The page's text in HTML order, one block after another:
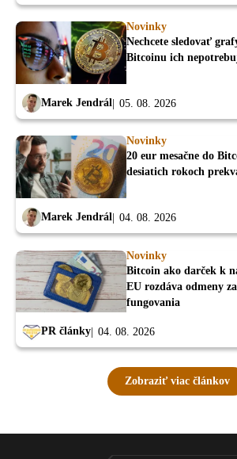
Novinky
Nechcete sledovať
Bitcoinu ich
Marek Jendrál 05. 08. 2026
Novinky
20 eur mesačne do
desiatich rokoch
Marek Jendrál 04. 08. 2026
Novinky
Bitcoin ako darček k
EU rozdáva odmeny
fungovania
PR články 04. 08. 2026
Zobraziť viac článkov